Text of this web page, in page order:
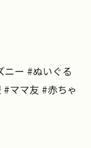
ニー #ぬいぐる
ママ友 #赤ちゃ